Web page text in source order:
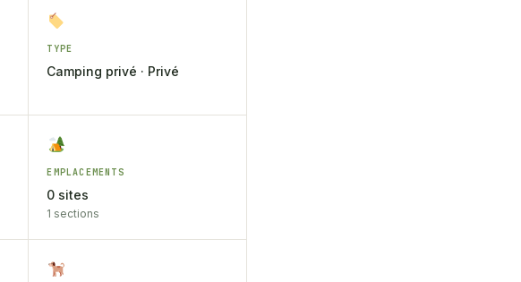
TYPE
Camping privé · Privé
EMPLACEMENTS
0 sites
1 sections